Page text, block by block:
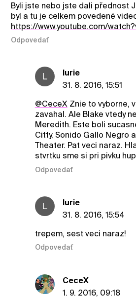
Byli jste nebo jste dali přednost
byl a tu je celkem povedené
https://www.youtube.com/
Odpovedať
L
lurie
31. 8. 2016, 15:51
@CeceXZnie to vyborne,
zavahal. Ale Blake vtedy
Meredith. Este boli
Citty, Sonido Gallo Negro
Theater. Pat veci naraz.
stvrtku sme si pri pivku
Odpovedať
L
lurie
31. 8. 2016, 15:54
trepem, sest veci naraz!
Odpovedať
CeceX
1. 9. 2016, 09:18